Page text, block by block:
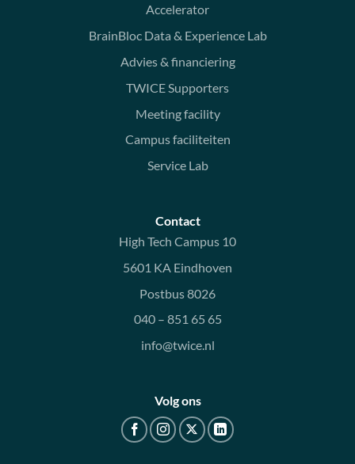
Accelerator
BrainBloc Data & Experience Lab
Advies & financiering
TWICE Supporters
Meeting facility
Campus faciliteiten
Service Lab
Contact
High Tech Campus 10
5601 KA Eindhoven
Postbus 8026
040 – 851 65 65
info@twice.nl
Volg ons